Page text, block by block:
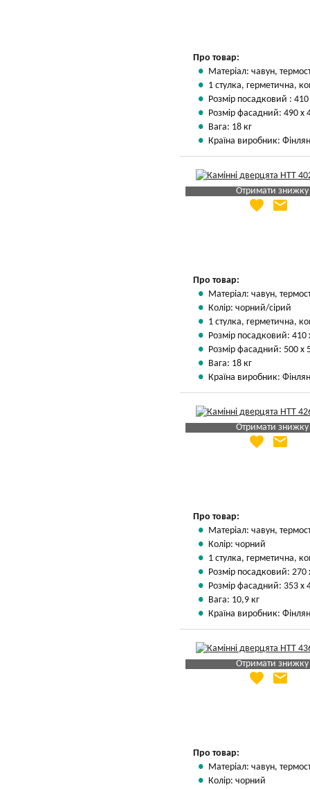
Про товар:
Матеріал: чавун,
1 стулка, герметична,
Розмір посадковий :
Розмір фасадний: 490 х
Вага: 18 кг
Країна виробник:
Отримати знижку
Яка Ваша ціна
favorite email
Про товар:
Матеріал: чавун,
Колір: чорний/сірий
1 стулка, герметична,
Розмір посадковий:
Розмір фасадний: 500 х
Вага: 18 кг
Країна виробник:
Отримати знижку
Яка Ваша ціна
favorite email
Про товар:
Матеріал: чавун,
Колір: чорний
1 стулка, герметична,
Розмір посадковий:
Розмір фасадний: 353 х
Вага: 10,9 кг
Країна виробник:
Отримати знижку
Яка Ваша ціна
favorite email
Про товар:
Матеріал: чавун,
Колір: чорний